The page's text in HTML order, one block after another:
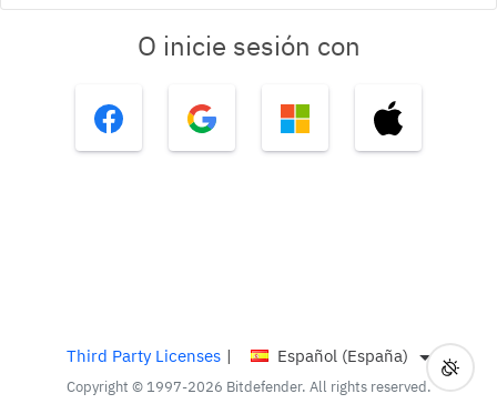
O inicie sesión con
Third Party Licenses | Español (España)
Copyright © 1997-2026 Bitdefender. All rights reserved.